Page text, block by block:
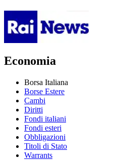
Economia
Borsa Italiana
Borse Estere
Cambi
Diritti
Fondi italiani
Fondi esteri
Obbligazioni
Titoli di Stato
Warrants